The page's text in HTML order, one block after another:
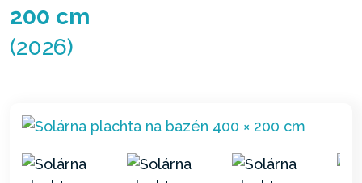
200 cm
(2026)